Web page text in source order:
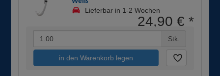
Lieferbar in 1-2 Wochen
24,90 € *
Stk.
in den Warenkorb legen